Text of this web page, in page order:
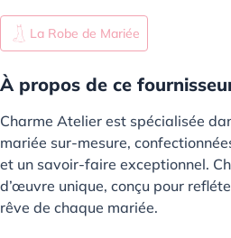
La Robe de Mariée
À propos de ce
Charme Atelier est spécialisée
mariée sur-mesure,
et un savoir-faire exceptionnel.
d’œuvre unique, conçu pour
rêve de chaque mariée.